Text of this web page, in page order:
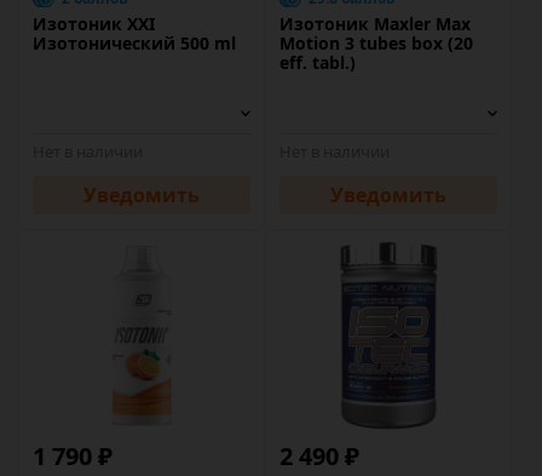
Изотоник XXI
Изотонический 500 ml
Уведомить
Изотоник Maxler Max
Motion 3 tubes box (20
eff. tabl.)
Уведомить
1 790 ₽ 2 490 ₽